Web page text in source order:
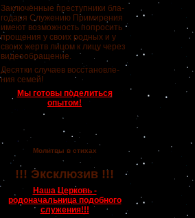
Заключённые преступники бла-
годаря Служению Примирения
имеют возможность попросить
прощения у своих родных и у
своих жертв лицом к лицу через
видеообращение.
Десятки случаев восстановле-
ния семей!
Мы готовы поделиться
опытом!
Молитвы в стихах
!!! Эксклюзив !!!
Наша Церковь -
родоначальница подобного
служения!!!